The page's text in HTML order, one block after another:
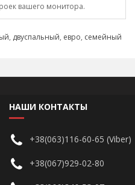
вашего монитора.
, двуспальный, евро, семейный
НАШИ КОНТАКТЫ
+38(063)116-60-65 (Viber)
+38(067)929-02-80